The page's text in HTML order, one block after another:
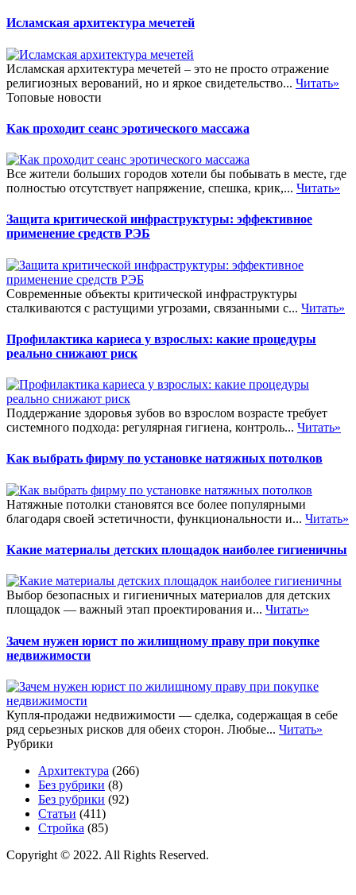
Исламская архитектура мечетей
Исламская архитектура мечетей – это не просто отражение
религиозных верований, но и яркое свидетельство... Читать»
Топовые новости
Как проходит сеанс эротического массажа
Все жители больших городов хотели бы побывать в месте, где
полностью отсутствует напряжение, спешка, крик,... Читать»
Защита критической инфраструктуры: эффективное
применение средств РЭБ
Современные объекты критической инфраструктуры
сталкиваются с растущими угрозами, связанными с... Читать»
Профилактика кариеса у взрослых: какие процедуры
реально снижают риск
Поддержание здоровья зубов во взрослом возрасте требует
системного подхода: регулярная гигиена, контроль... Читать»
Как выбрать фирму по установке натяжных потолков
Натяжные потолки становятся все более популярными
благодаря своей эстетичности, функциональности и... Читать»
Какие материалы детских площадок наиболее гигиеничны
Выбор безопасных и гигиеничных материалов для детских
площадок — важный этап проектирования и... Читать»
Зачем нужен юрист по жилищному праву при покупке
недвижимости
Купля-продажи недвижимости — сделка, содержащая в себе
ряд серьезных рисков для обеих сторон. Любые... Читать»
Рубрики
Архитектура (266)
Без рубрики (8)
Без рубрики (92)
Статьи (411)
Стройка (85)
Copyright © 2022. All Rights Reserved.